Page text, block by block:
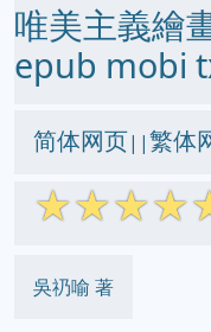
唯美主義繪
epub mobi
简体网页||繁体
☆☆☆☆
吳礽喻 著